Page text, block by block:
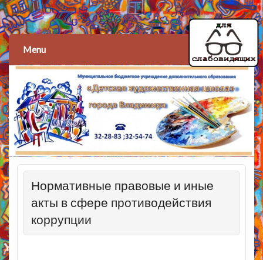
Детская художественная
школа
Menu
Нормативные правовые и иные
акты в сфере противодействия
коррупции